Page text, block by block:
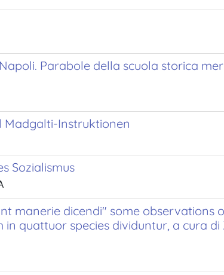
Parabole della scuola storica
Madgalti-Instruktionen
Sozialismus
manerie dicendi" some observations
quattuor species dividuntur, a cura di